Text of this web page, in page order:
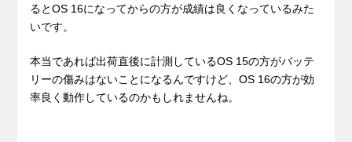
るとOS 16になってからの方が成績は良くなっているみた
いです。
本当であれば出荷直後に計測しているOS 15の方がバッテ
リーの傷みはないことになるんですけど、OS 16の方が効
率良く動作しているのかもしれませんね。